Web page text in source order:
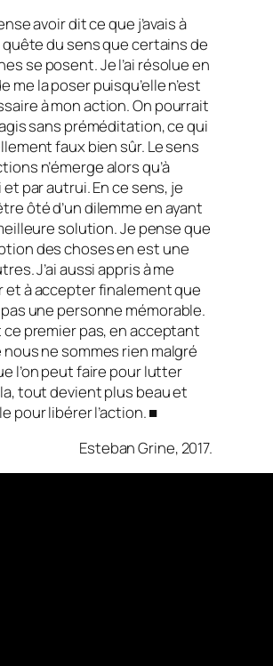
avoir dit ce que j’avais à
quête du sens que certains de
se posent. Je l’ai résolue en
me la poser puisqu’elle n’est
à mon action. On pourrait
sans préméditation, ce qui
faux bien sûr. Le sens
n’émerge alors qu’à
par autrui. En ce sens, je
ôté d’un dilemme en ayant
solution. Je pense que
des choses en est une
J’ai aussi appris à me
à accepter finalement que
une personne mémorable.
ce premier pas, en acceptant
ne sommes rien malgré
l’on peut faire pour lutter
tout devient plus beau et
pour libérer l’action. ■
Esteban Grine, 2017.